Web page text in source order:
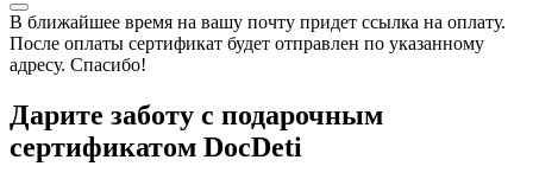
В ближайшее время на вашу почту придет ссылка на оплату.
После оплаты сертификат будет отправлен по указанному
адресу. Спасибо!
Дарите заботу с подарочным
сертификатом DocDeti